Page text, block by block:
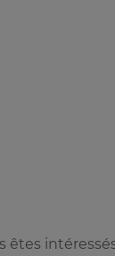
êtes